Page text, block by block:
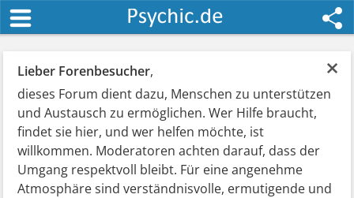
×
Lieber Forenbesucher,
dieses Forum dient dazu, Menschen zu unterstützen
und Austausch zu ermöglichen. Wer Hilfe braucht,
findet sie hier, und wer helfen möchte, ist
willkommen. Moderatoren achten darauf, dass der
Umgang respektvoll bleibt. Für eine angenehme
Atmosphäre sind verständnisvolle, ermutigende und